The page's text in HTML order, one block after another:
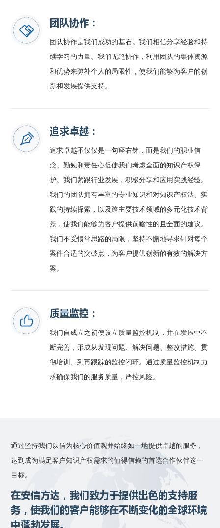
团队协作：
团队协作是我们成功的基石。我们相信分享经验和持
续学习的力量。我们无缝协作，利用团队的集体资源
和优势来弥补个人的局限性，使我们能够为客户的创
新和发展提供支持。
追求卓越：
追求卓越不仅仅是一句座右铭，而是我们的职业信
念。勤勉和责任心促使我们考虑全面的知识产权保
护。我们紧跟行业发展，积极分享和应用实践经验。
我们的团队拥有丰富的专业知识和对知识产权法、实
践的持续探索，以及跨主要技术领域的多元化技术背
景，使我们能够为客户提供前瞻性的且全面的建议。
我们不受惯常思路的局限，坚持不懈地寻求针对每个
案件合适的突破点，为客户提供创新的有效的解决方
案。
质量监控：
我们自成立之初便设立质量监控机制，并在发展中不
断完善，形成从发现问题、解决问题、整改措施、贯
彻培训、到再跟踪的监控闭环。通过质量监控机制力
求确保我们的服务质量，严控风险。
通过坚持我们以信为核心价值观并始终如一地提供卓越的服务，
达到成为满足客户知识产权需求的值得信赖的首选合作伙伴这一
目标。
在安信方达，我们致力于提供出色的支持服
务，使我们的客户能够在不断变化的全球环境
中蓬勃发展。